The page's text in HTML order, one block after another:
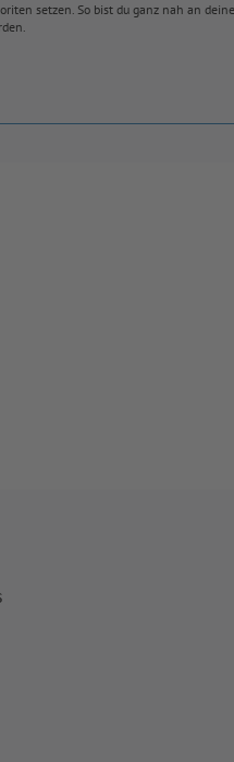
setzen. So bist du ganz nah an